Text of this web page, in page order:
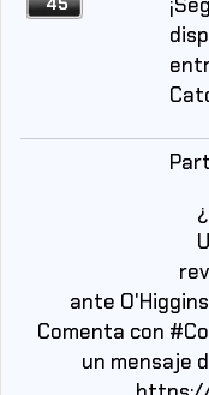
ante
Comenta con
un mensaje